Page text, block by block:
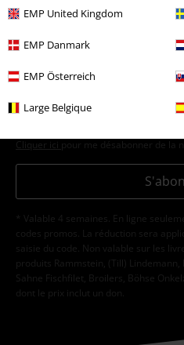
EMP United Kingdom
EMP Danmark
EMP Österreich
Large Belgique
J’accepte de recevoir la newsletter
personnelles soient utilisées par EMP
régulièrement des infos sur ses
selon la Politique de confidentialité
.
Cliquer ici pour me désabonner de la
* Valable 4 semaines. En ligne
codes promos. La réduction sera
saisie du code. Non valable sur les
produits Rammstein, (Till)
Sahne Fischfilet, Broilers, Böhse
dont le prix inclut un don.